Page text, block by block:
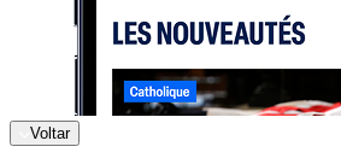
Voltar